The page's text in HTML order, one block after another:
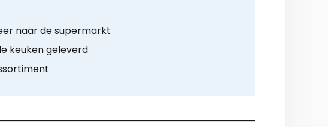
naar de supermarkt
keuken geleverd